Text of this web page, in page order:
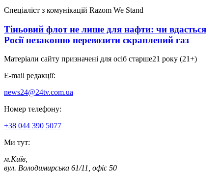
Спеціаліст з комунікацій Razom We Stand
Тіньовий флот не лише для нафти: чи вдасться
Росії незаконно перевозити скраплений газ
Матеріали сайту призначені для осіб старше21 року (21+)
E-mail редакції:
news24@24tv.com.ua
Номер телефону:
+38 044 390 5077
Ми тут:
м.Київ
вул. Володимирська 61/11, офіс 50